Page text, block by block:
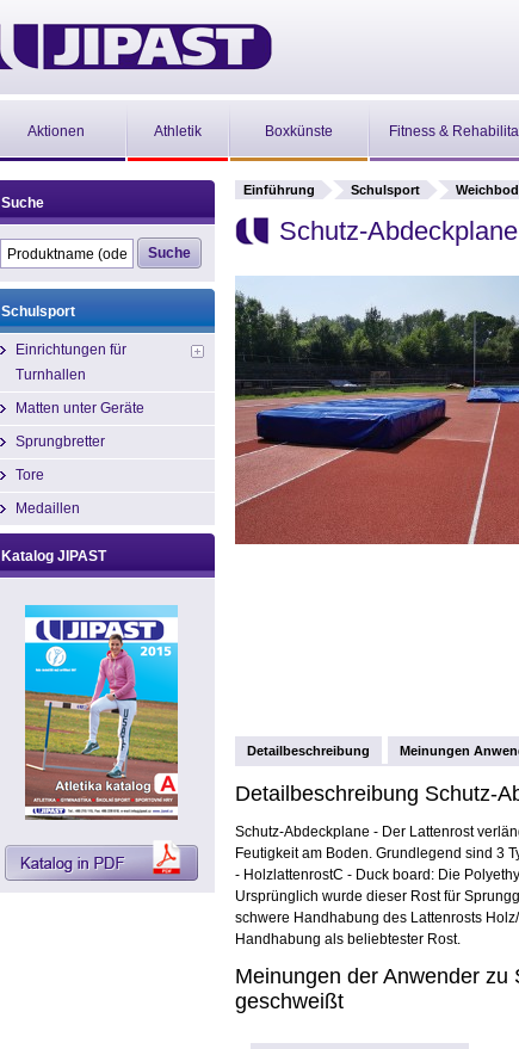
Aktionen Athletik Boxkünste Fitness &
Einführung Schulsport
Schutz-
Detailbeschreibung Meinungen
Detailbeschreibung Schutz-
Schutz-Abdeckplane - Der Lattenrost
Feutigkeit am Boden. Grundlegend sind 3
- HolzlattenrostC - Duck board: Die
Ursprünglich wurde dieser Rost für
schwere Handhabung des Lattenrosts
Handhabung als beliebtester Rost.
Meinungen der Anwender zu
geschweißt
Suche
Schulsport
Einrichtungen für
Turnhallen
Matten unter Geräte
Sprungbretter
Tore
Medaillen
Katalog JIPAST